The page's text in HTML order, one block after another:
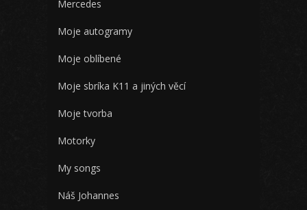
Mercedes
Moje autogramy
Moje oblíbené
Moje sbríka K11 a jiných věcí
Moje tvorba
Motorky
My songs
Náš Johannes